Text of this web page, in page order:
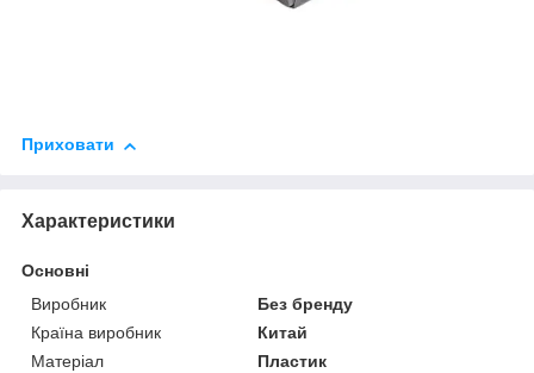
Приховати
Характеристики
Основні
Виробник
Без бренду
Країна виробник
Китай
Матеріал
Пластик